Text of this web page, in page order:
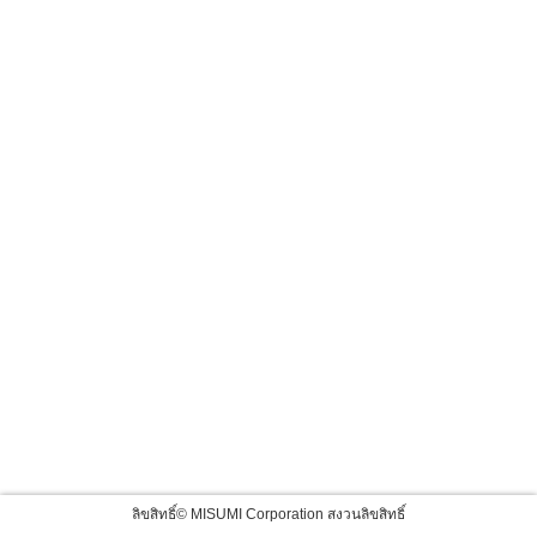
ลิขสิทธิ์© MISUMI Corporation สงวนลิขสิทธิ์